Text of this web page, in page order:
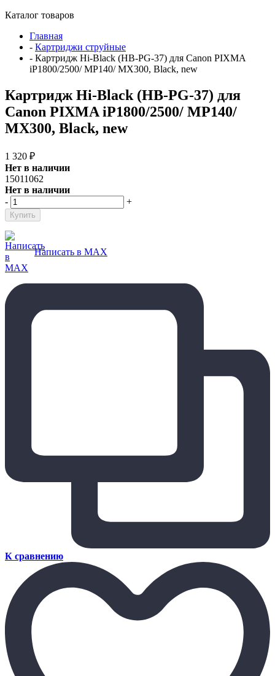
Каталог товаров
Главная
- Картриджи струйные
- Картридж Hi-Black (HB-PG-37) для Canon PIXMA
iP1800/2500/ MP140/ MX300, Black, new
Картридж Hi-Black (HB-PG-37) для
Canon PIXMA iP1800/2500/ MP140/
MX300, Black, new
1 320 ₽
Нет в наличии
15011062
Нет в наличии
-
+
Написать в MAX
К сравнению